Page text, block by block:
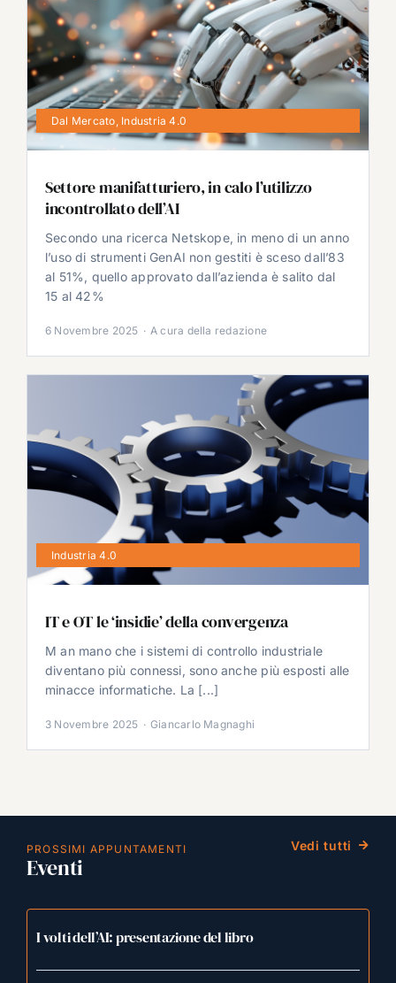
Dal Mercato Industria 4.0
Settore manifatturiero, in calo l’utilizzo
incontrollato dell’AI
Secondo una ricerca Netskope, in meno di un anno
l’uso di strumenti GenAI non gestiti è sceso dall’83
al 51%, quello approvato dall’azienda è salito dal
15 al 42%
6 Novembre 2025 · A cura della redazione
Industria 4.0
IT e OT le ‘insidie’ della convergenza
M an mano che i sistemi di controllo industriale
diventano più connessi, sono anche più esposti alle
minacce informatiche. La [...]
3 Novembre 2025 · Giancarlo Magnaghi
PROSSIMI APPUNTAMENTI
Eventi
Vedi tutti
I volti dell’AI: presentazione del libro